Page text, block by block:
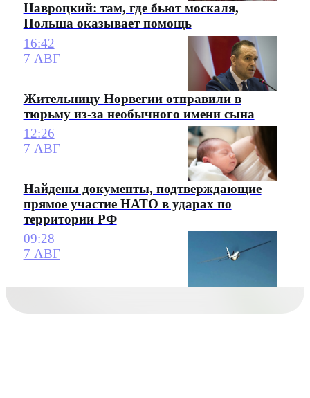
Навроцкий: там, где бьют москаля,
Польша оказывает помощь
16:42
7 АВГ
Жительницу Норвегии отправили в
тюрьму из-за необычного имени сына
12:26
7 АВГ
Найдены документы, подтверждающие
прямое участие НАТО в ударах по
территории РФ
09:28
7 АВГ